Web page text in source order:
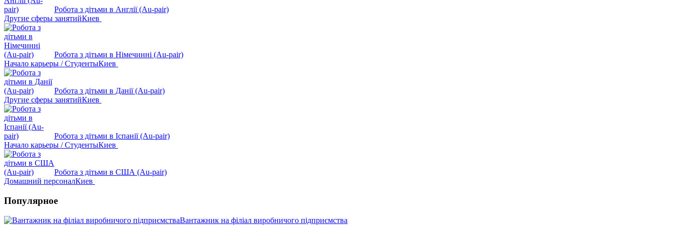
Робота з дітьми в Англії (Au-pair)
Другие сферы занятийКиев
Робота з дітьми в Німечинні (Au-pair)
Начало карьеры / СтудентыКиев
Робота з дітьми в Данії (Au-pair)
Другие сферы занятийКиев
Робота з дітьми в Іспанії (Au-pair)
Начало карьеры / СтудентыКиев
Робота з дітьми в США (Au-pair)
Домашний персоналКиев
Популярное
Вантажник на філіал виробничого підприємства